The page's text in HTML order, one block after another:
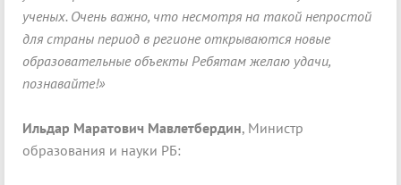
ученых. Очень важно, что несмотря на такой непростой
для страны период в регионе открываются новые
образовательные объекты Ребятам желаю удачи,
познавайте!»
Ильдар Маратович Мавлетбердин, Министр
образования и науки РБ: